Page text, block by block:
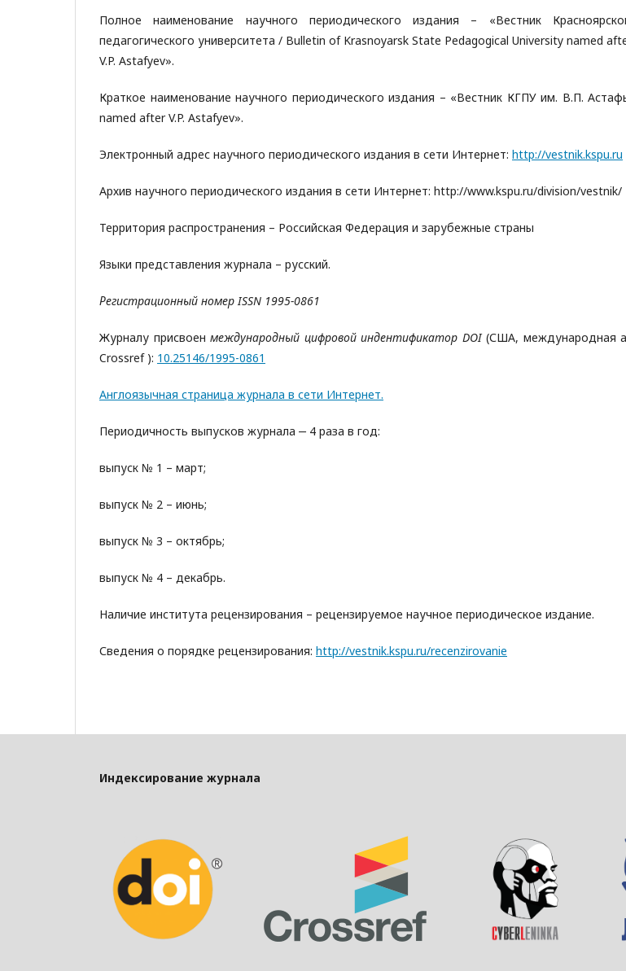
Полное наименование научного периодического издания – «Вестник
педагогического университета / Bulletin of Krasnoyarsk State Pedagogical University named
V.P. Astafyev».
Краткое наименование научного периодического издания – «Вестник КГПУ им. В.П.
named after V.P. Astafyev».
Электронный адрес научного периодического издания в сети Интернет: http://vestnik.kspu.ru
Архив научного периодического издания в сети Интернет: http://www.kspu.ru/division/vestnik/
Территория распространения – Российская Федерация и зарубежные страны
Языки представления журнала – русский.
Регистрационный номер ISSN 1995-0861
Журналу присвоенмеждународный цифровой индентификатор DOI(США, международная
Crossref ): 10.25146/1995-0861
Англоязычная страница журнала в сети Интернет.
Периодичность выпусков журнала ‒ 4 раза в год:
выпуск № 1 – март;
выпуск № 2 – июнь;
выпуск № 3 – октябрь;
выпуск № 4 – декабрь.
Наличие института рецензирования – рецензируемое научное периодическое издание.
Сведения о порядке рецензирования: http://vestnik.kspu.ru/recenzirovanie
Индексирование журнала